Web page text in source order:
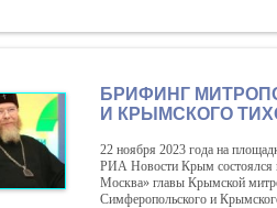
БРИФИНГ
И КРЫМСКОГО
22 ноября 2023 года на
РИА Новости Крым состоялся
Москва» главы Крымской
Симферопольского и